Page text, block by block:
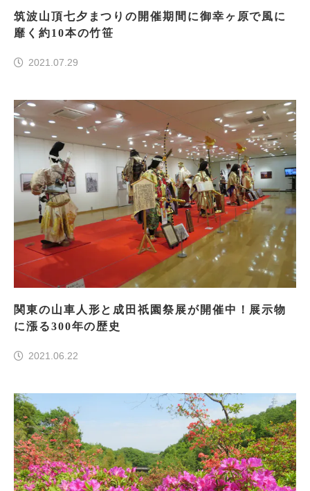
筑波山頂七夕まつりの開催期間に御幸ヶ原で風に
靡く約10本の竹笹
2021.07.29
関東の山車人形と成田祇園祭展が開催中！展示物
に漲る300年の歴史
2021.06.22